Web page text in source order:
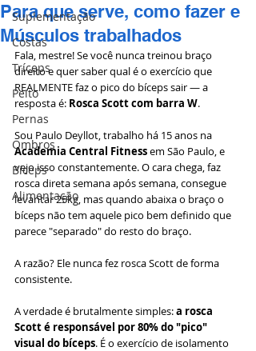
Suplementação
Costas
Tríceps
Peito
Pernas
Ombros
Bíceps
Alimentação
Para que serve, como fazer e
Músculos trabalhados
Fala, mestre! Se você nunca treinou braço
direito e quer saber qual é o exercício que
REALMENTE faz o pico do bíceps sair — a
resposta é: Rosca Scott com barra W.
Sou Paulo Deyllot, trabalho há 15 anos na
Academia Central Fitness em São Paulo, e
vejo isso constantemente. O cara chega, faz
rosca direta semana após semana, consegue
levantar 25kg, mas quando abaixa o braço o
bíceps não tem aquele pico bem definido que
parece "separado" do resto do braço.
A razão? Ele nunca fez rosca Scott de forma
consistente.
A verdade é brutalmente simples: a rosca
Scott é responsável por 80% do "pico"
visual do bíceps. É o exercício de isolamento